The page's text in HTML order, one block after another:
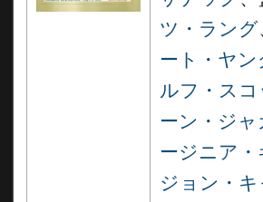
ツ・ラング
ート・ヤン
ルフ・スコ
ーン・ジャ
ージニア
ジョン・